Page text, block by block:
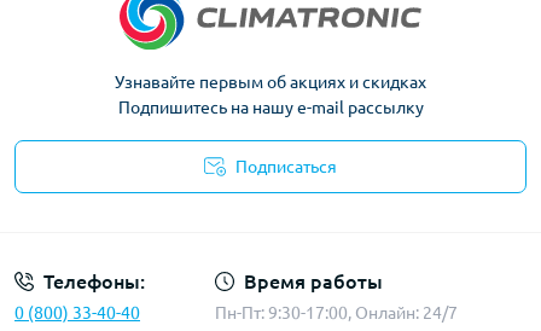
Узнавайте первым об акциях и скидках
Подпишитесь на нашу e-mail рассылку
Подписаться
Телефоны:
0 (800) 33-40-40
Время работы
Пн-Пт: 9:30-17:00, Онлайн: 24/7